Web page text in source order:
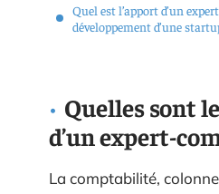
Quel est l’apport d’un
développement d’une
Quelles sont
d’un expert-
La comptabilité,